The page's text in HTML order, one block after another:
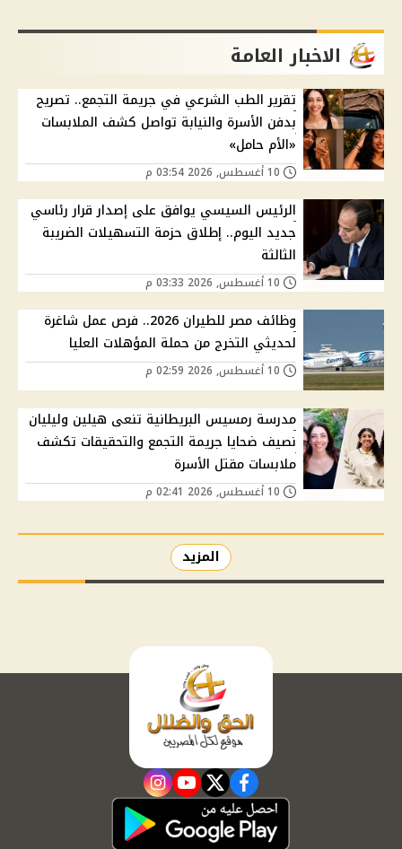
الاخبار العامة
تقرير الطب الشرعي في جريمة التجمع.. تصريح
بدفن الأسرة والنيابة تواصل كشف الملابسات
«الأم حامل»
الرئيس السيسي يوافق على إصدار قرار رئاسي
جديد اليوم.. إطلاق حزمة التسهيلات الضريبة
الثالثة
وظائف مصر للطيران 2026.. فرص عمل شاغرة
لحديثي التخرج من حملة المؤهلات العليا
مدرسة رمسيس البريطانية تنعى هيلين وليليان
نصيف ضحايا جريمة التجمع والتحقيقات تكشف
ملابسات مقتل الأسرة
المزيد
facebook
twitter
youtube
instagram